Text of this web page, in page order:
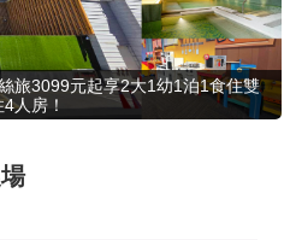
旅3099元起享2大1幼1泊1食住雙
人房！